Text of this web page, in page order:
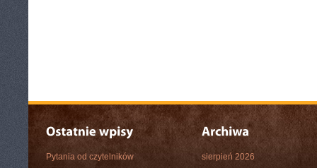
Pytania od czytelników
sierpień 2026